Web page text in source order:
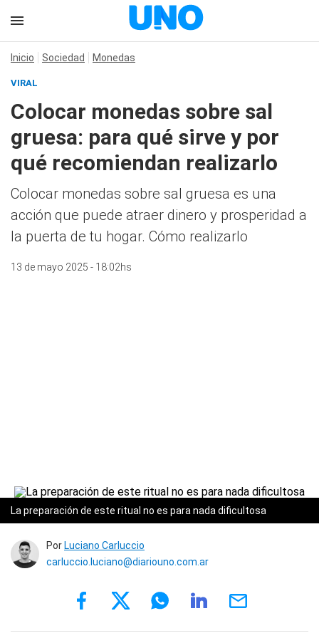
Inicio Sociedad Monedas
VIRAL
Colocar monedas sobre sal
gruesa: para qué sirve y por
qué recomiendan realizarlo
Colocar monedas sobre sal gruesa es una
acción que puede atraer dinero y prosperidad a
la puerta de tu hogar. Cómo realizarlo
13 de mayo 2025 - 18:02hs
La preparación de este ritual no es para nada dificultosa
Por Luciano Carluccio
carluccio.luciano@diariouno.com.ar